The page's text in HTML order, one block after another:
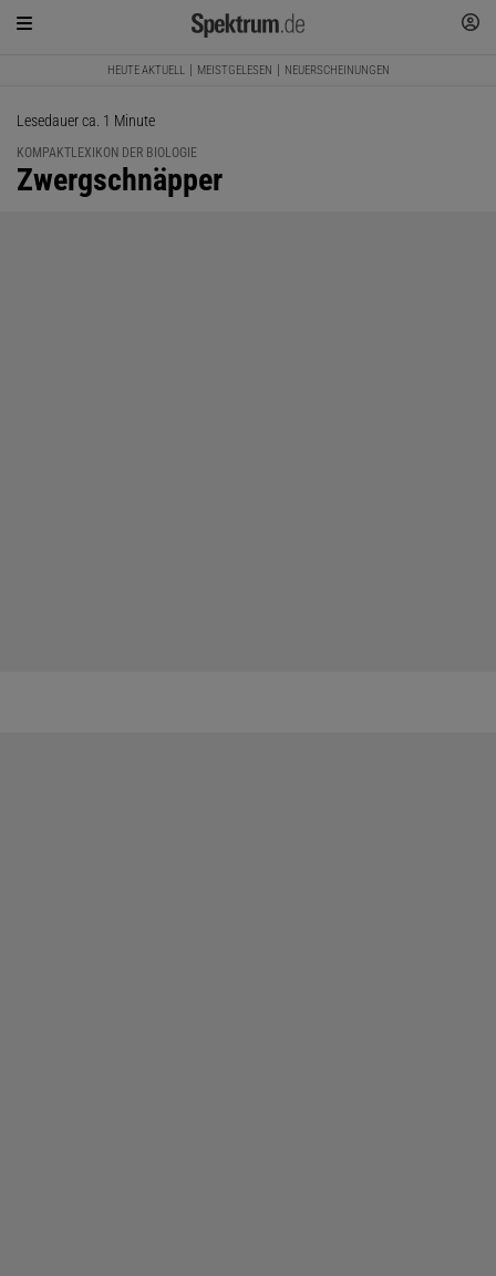
HEUTE AKTUELL MEISTGELESEN NEUERSCHEINUNGEN
Lesedauer ca. 1 Minute
KOMPAKTLEXIKON DER BIOLOGIE
:
Zwergschnäpper